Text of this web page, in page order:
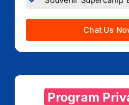
Chat Us
Program